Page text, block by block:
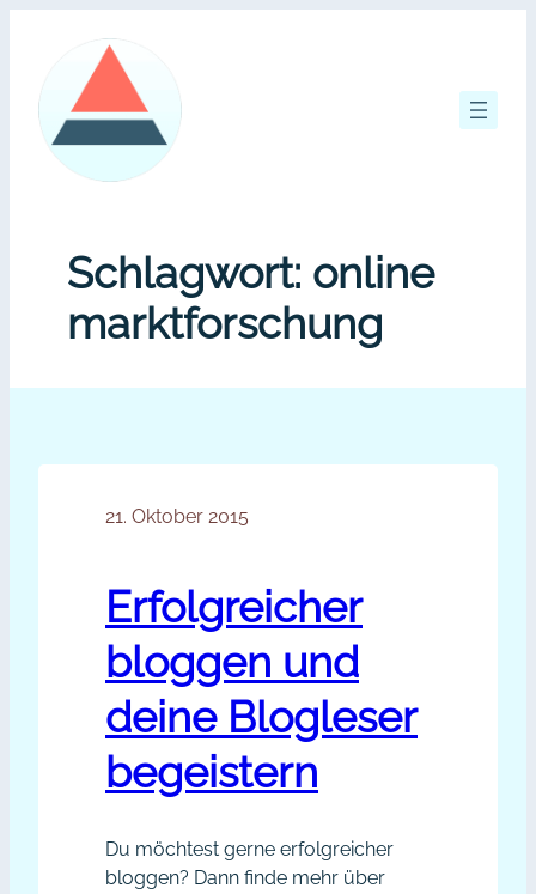
springen
Schlagwort: online
marktforschung
21. Oktober 2015
Erfolgreicher
bloggen und
deine Blogleser
begeistern
Du möchtest gerne erfolgreicher
bloggen? Dann finde mehr über